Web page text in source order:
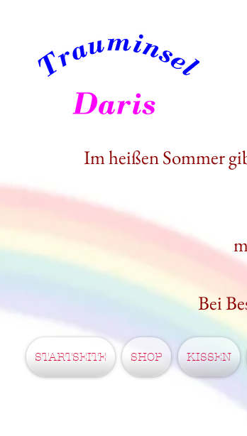
Im heißen Sommer
Bei
STARTSEITE SHOP KISSEN